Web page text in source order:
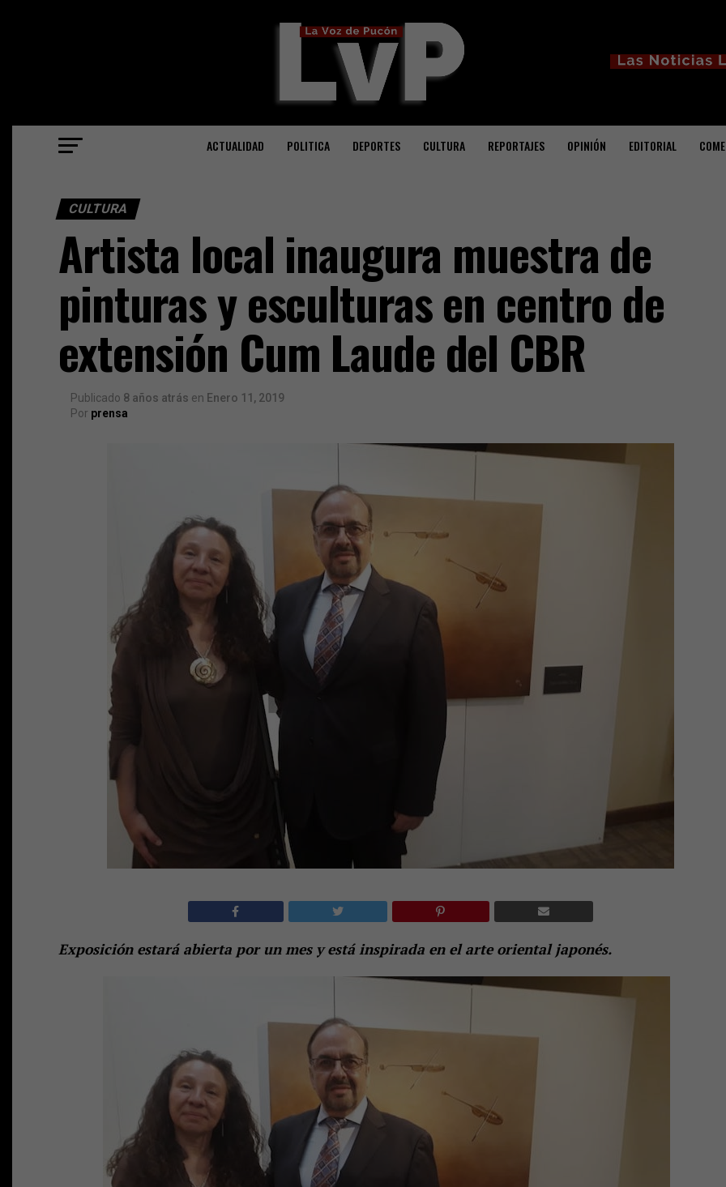
ACTUALIDAD POLITICA DEPORTES CULTURA REPORTAJES OPINIÓN EDITORIAL
CULTURA
Artista local inaugura muestra de
pinturas y esculturas en centro de
extensión Cum Laude del CBR
Publicado 8 años atrás en Enero 11, 2019
Por prensa
Exposición estará abierta por un mes y está inspirada en el arte oriental japonés.